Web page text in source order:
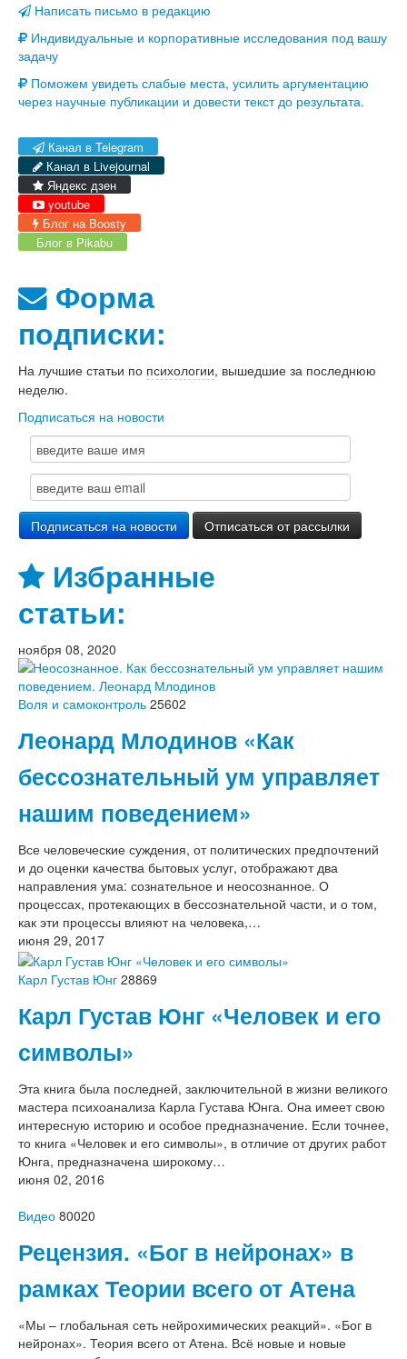
Написать письмо в редакцию
Индивидуальные и корпоративные исследования под вашу
задачу
Поможем увидеть слабые места, усилить аргументацию
через научные публикации и довести текст до результата.
Канал в Telegram
Канал в Livejournal
Яндекс дзен
youtube
Блог на Boosty
Блог в Pikabu
Форма
подписки:
На лучшие статьи по психологии, вышедшие за последнюю
неделю.
Подписаться на новости
Избранные
статьи:
ноября 08, 2020
Воля и самоконтроль 25602
Леонард Млодинов «Как
бессознательный ум управляет
нашим поведением»
Все человеческие суждения, от политических предпочтений
и до оценки качества бытовых услуг, отображают два
направления ума: сознательное и неосознанное. О
процессах, протекающих в бессознательной части, и о том,
как эти процессы влияют на человека,…
июня 29, 2017
Карл Густав Юнг 28869
Карл Густав Юнг «Человек и его
символы»
Эта книга была последней, заключительной в жизни великого
мастера психоанализа Карла Густава Юнга. Она имеет свою
интересную историю и особое предназначение. Если точнее,
то книга «Человек и его символы», в отличие от других работ
Юнга, предназначена широкому…
июня 02, 2016
Видео 80020
Рецензия. «Бог в нейронах» в
рамках Теории всего от Атена
«Мы – глобальная сеть нейрохимических реакций». «Бог в
нейронах». Теория всего от Атена. Всё новые и новые